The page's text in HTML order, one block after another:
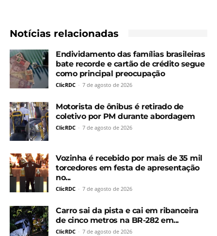
Notícias relacionadas
Endividamento das famílias brasileiras
bate recorde e cartão de crédito segue
como principal preocupação
ClicRDC - 7 de agosto de 2026
Motorista de ônibus é retirado de
coletivo por PM durante abordagem
ClicRDC - 7 de agosto de 2026
Vozinha é recebido por mais de 35 mil
torcedores em festa de apresentação
no...
ClicRDC - 7 de agosto de 2026
Carro sai da pista e cai em ribanceira
de cinco metros na BR-282 em...
ClicRDC - 7 de agosto de 2026